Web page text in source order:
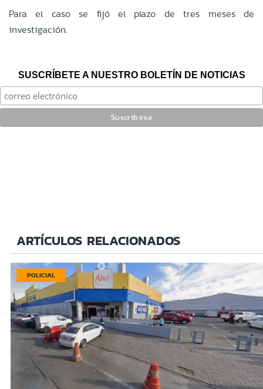
Para el caso se fijó el plazo de tres meses de
investigación.
SUSCRÍBETE A NUESTRO BOLETÍN DE NOTICIAS
ARTÍCULOS RELACIONADOS
POLICIAL